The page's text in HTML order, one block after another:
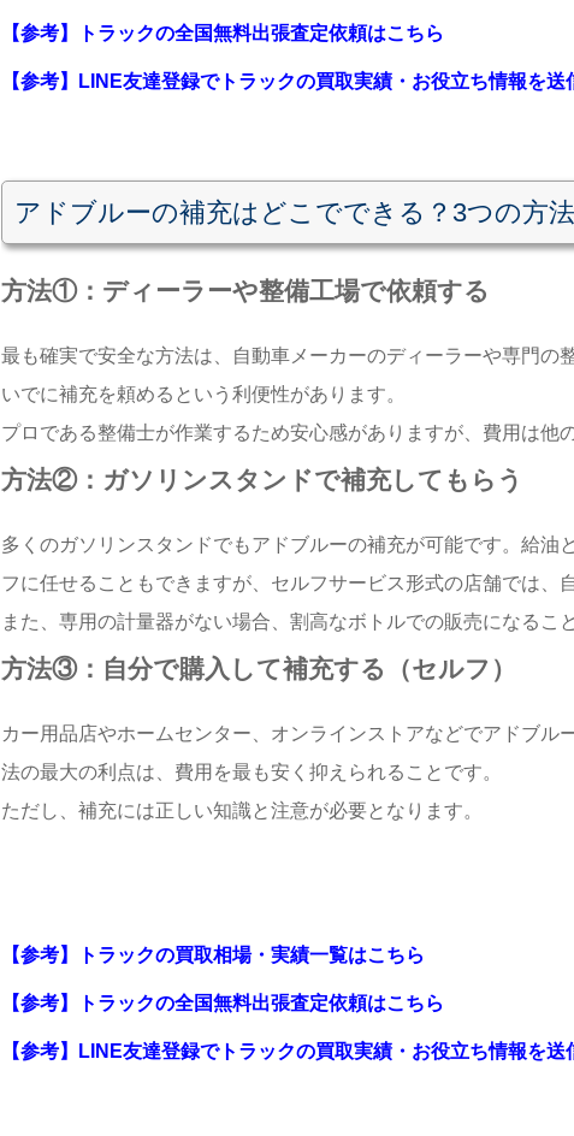
【参考】トラックの全国無料出張査定依頼はこちら
【参考】LINE友達登録でトラックの買取実績・お役立ち情報を送
アドブルーの補充はどこでできる？3つの方
方法①：ディーラーや整備工場で依頼する
最も確実で安全な方法は、自動車メーカーのディーラーや専門の
いでに補充を頼めるという利便性があります。
プロである整備士が作業するため安心感がありますが、費用は他
方法②：ガソリンスタンドで補充してもらう
多くのガソリンスタンドでもアドブルーの補充が可能です。給油
フに任せることもできますが、セルフサービス形式の店舗では、
また、専用の計量器がない場合、割高なボトルでの販売になるこ
方法③：自分で購入して補充する（セルフ）
カー用品店やホームセンター、オンラインストアなどでアドブ
法の最大の利点は、費用を最も安く抑えられることです。
ただし、補充には正しい知識と注意が必要となります。
【参考】トラックの買取相場・実績一覧はこちら
【参考】トラックの全国無料出張査定依頼はこちら
【参考】LINE友達登録でトラックの買取実績・お役立ち情報を送